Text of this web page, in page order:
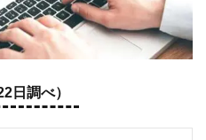
日調べ）